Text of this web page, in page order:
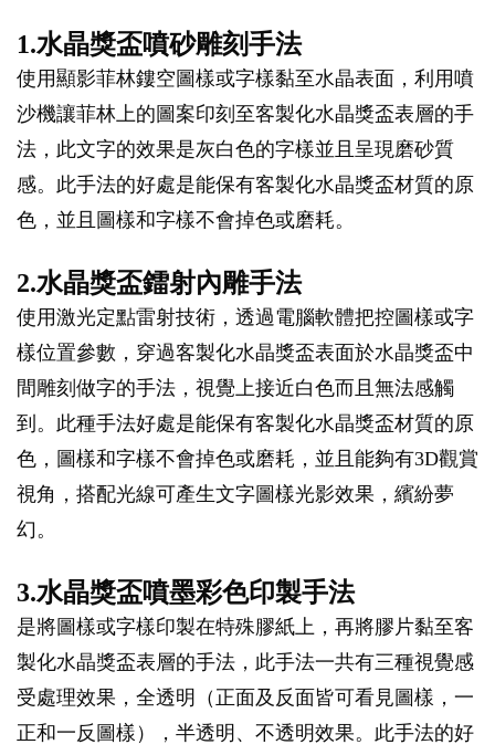
1.水晶獎盃噴砂雕刻手法
使用顯影菲林鏤空圖樣或字樣黏至水晶表面，利用噴
沙機讓菲林上的圖案印刻至客製化水晶獎盃表層的手
法，此文字的效果是灰白色的字樣並且呈現磨砂質
感。此手法的好處是能保有客製化水晶獎盃材質的原
色，並且圖樣和字樣不會掉色或磨耗。
2.水晶獎盃鐳射內雕手法
使用激光定點雷射技術，透過電腦軟體把控圖樣或字
樣位置參數，穿過客製化水晶獎盃表面於水晶獎盃中
間雕刻做字的手法，視覺上接近白色而且無法感觸
到。此種手法好處是能保有客製化水晶獎盃材質的原
色，圖樣和字樣不會掉色或磨耗，並且能夠有3D觀賞
視角，搭配光線可產生文字圖樣光影效果，繽紛夢
幻。
3.水晶獎盃噴墨彩色印製手法
是將圖樣或字樣印製在特殊膠紙上，再將膠片黏至客
製化水晶獎盃表層的手法，此手法一共有三種視覺感
受處理效果，全透明（正面及反面皆可看見圖樣，一
正和一反圖樣），半透明、不透明效果。此手法的好